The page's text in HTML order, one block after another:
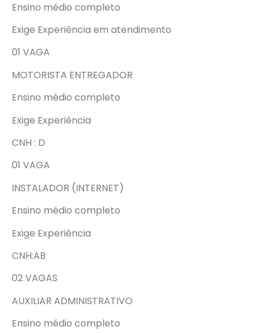
Ensino médio completo
Exige Experiência em atendimento
01 VAGA
MOTORISTA ENTREGADOR
Ensino médio completo
Exige Experiência
CNH : D
01 VAGA
INSTALADOR (INTERNET)
Ensino médio completo
Exige Experiência
CNH:AB
02 VAGAS
AUXILIAR ADMINISTRATIVO
Ensino médio completo